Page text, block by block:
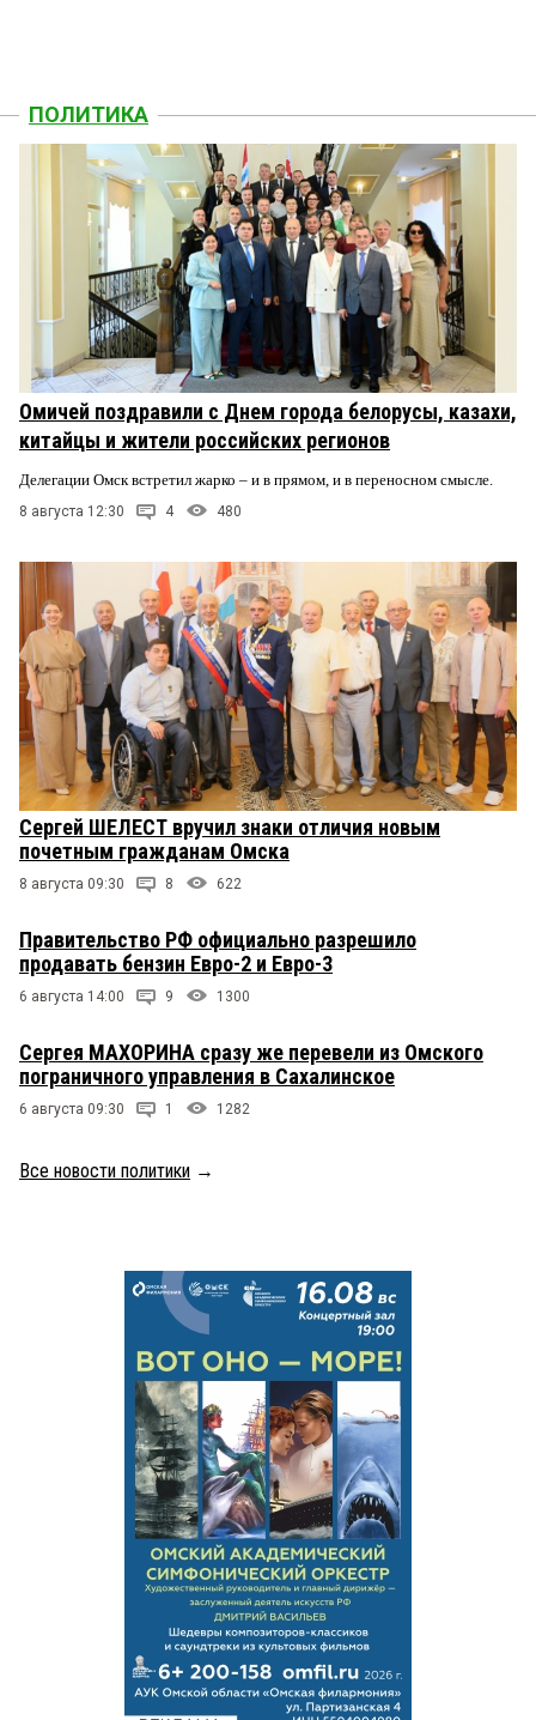
ПОЛИТИКА
Омичей поздравили с Днем города белорусы, казахи,
китайцы и жители российских регионов
Делегации Омск встретил жарко – и в прямом, и в переносном смысле.
8 августа 12:30 4 480
Сергей ШЕЛЕСТ вручил знаки отличия новым
почетным гражданам Омска
8 августа 09:30 8 622
Правительство РФ официально разрешило
продавать бензин Евро-2 и Евро-3
6 августа 14:00 9 1300
Сергея МАХОРИНА сразу же перевели из Омского
пограничного управления в Сахалинское
6 августа 09:30 1 1282
Все новости политики →